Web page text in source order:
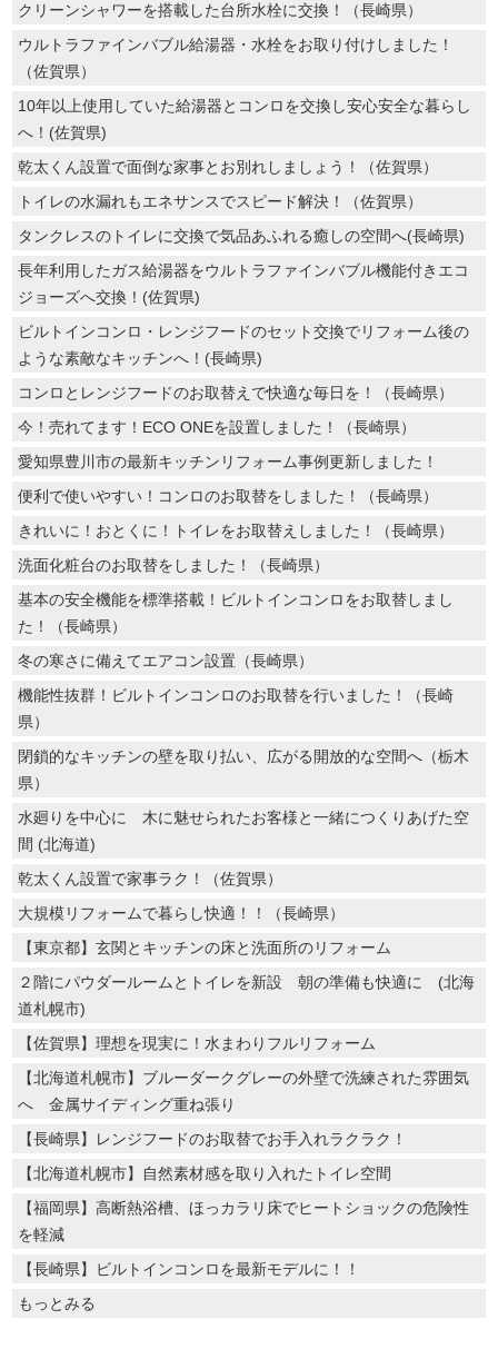
クリーンシャワーを搭載した台所水栓に交換！（長崎県）
ウルトラファインバブル給湯器・水栓をお取り付けしました！
（佐賀県）
10年以上使用していた給湯器とコンロを交換し安心安全な暮らし
へ！(佐賀県)
乾太くん設置で面倒な家事とお別れしましょう！（佐賀県）
トイレの水漏れもエネサンスでスピード解決！（佐賀県）
タンクレスのトイレに交換で気品あふれる癒しの空間へ(長崎県)
長年利用したガス給湯器をウルトラファインバブル機能付きエコ
ジョーズへ交換！(佐賀県)
ビルトインコンロ・レンジフードのセット交換でリフォーム後の
ような素敵なキッチンへ！(長崎県)
コンロとレンジフードのお取替えで快適な毎日を！（長崎県）
今！売れてます！ECO ONEを設置しました！（長崎県）
愛知県豊川市の最新キッチンリフォーム事例更新しました！
便利で使いやすい！コンロのお取替をしました！（長崎県）
きれいに！おとくに！トイレをお取替えしました！（長崎県）
洗面化粧台のお取替をしました！（長崎県）
基本の安全機能を標準搭載！ビルトインコンロをお取替しまし
た！（長崎県）
冬の寒さに備えてエアコン設置（長崎県）
機能性抜群！ビルトインコンロのお取替を行いました！（長崎
県）
閉鎖的なキッチンの壁を取り払い、広がる開放的な空間へ（栃木
県）
水廻りを中心に 木に魅せられたお客様と一緒につくりあげた空
間 (北海道)
乾太くん設置で家事ラク！（佐賀県）
大規模リフォームで暮らし快適！！（長崎県）
【東京都】玄関とキッチンの床と洗面所のリフォーム
２階にパウダールームとトイレを新設 朝の準備も快適に (北海
道札幌市)
【佐賀県】理想を現実に！水まわりフルリフォーム
【北海道札幌市】ブルーダークグレーの外壁で洗練された雰囲気
へ 金属サイディング重ね張り
【長崎県】レンジフードのお取替でお手入れラクラク！
【北海道札幌市】自然素材感を取り入れたトイレ空間
【福岡県】高断熱浴槽、ほっカラリ床でヒートショックの危険性
を軽減
【長崎県】ビルトインコンロを最新モデルに！！
もっとみる